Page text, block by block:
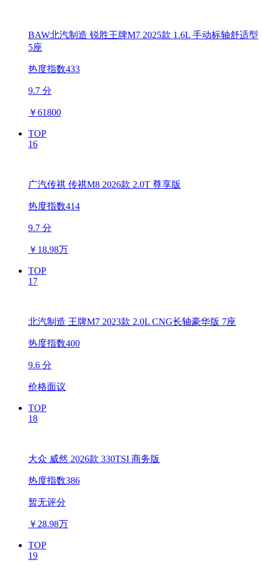
BAW北汽制造 锐胜王牌M7 2025款 1.6L 手动标轴舒适型
5座
热度指数433
9.7 分
￥61800
TOP
16
广汽传祺 传祺M8 2026款 2.0T 尊享版
热度指数414
9.7 分
￥ 18.98万
TOP
17
北汽制造 王牌M7 2023款 2.0L CNG长轴豪华版 7座
热度指数400
9.6 分
价格面议
TOP
18
大众 威然 2026款 330TSI 商务版
热度指数386
暂无评分
￥ 28.98万
TOP
19